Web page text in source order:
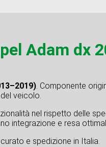
Adam dx
. Componente
veicolo.
nel rispetto delle
integrazione e resa
e spedizione in Italia.